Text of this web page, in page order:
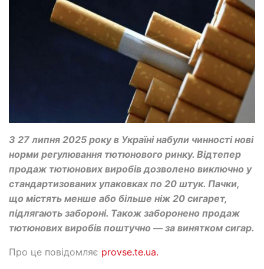
З 27 липня 2025 року в Україні набули чинності нові
норми регулювання тютюнового ринку. Відтепер
продаж тютюнових виробів дозволено виключно у
стандартизованих упаковках по 20 штук. Пачки,
що містять менше або більше ніж 20 сигарет,
підлягають забороні. Також заборонено продаж
тютюнових виробів поштучно — за винятком сигар.
Про це повідомляє provse.te.ua.